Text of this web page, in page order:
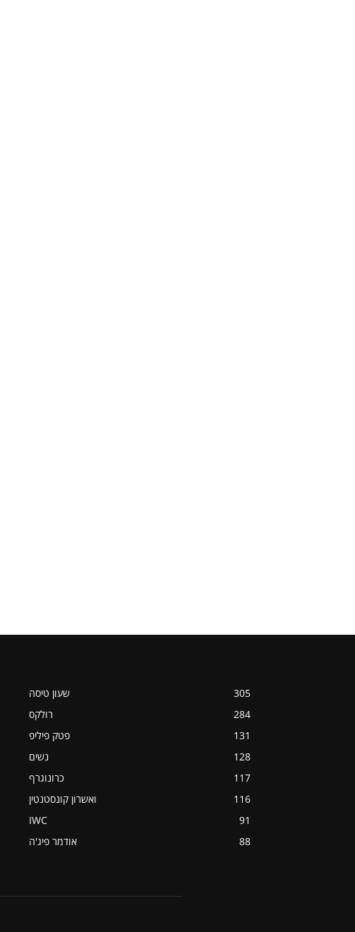
שעון טיסה
305
רולקס
284
פטק פיליפ
131
נשים
128
כרונוגרף
117
ואשרון קונסטנטין
116
IWC
91
אודמר פיג'ה
88